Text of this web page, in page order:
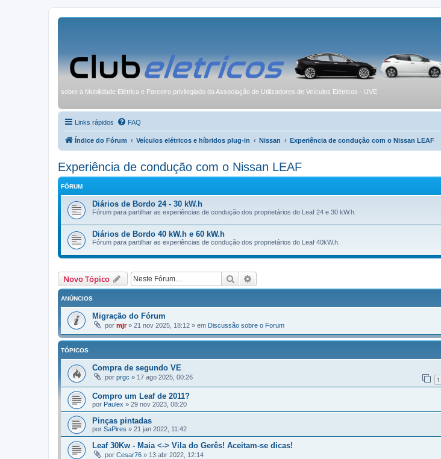
sobre a Mobilidade Elétrica e Parceiro privilegiado da Associação de Utilizadores de Veículos Elétricos - UVE
Links rápidos FAQ
Índice do Fórum Veículos elétricos e híbridos plug-in Nissan Experiência de condução com o Nissan LEAF
Experiência de condução com o Nissan LEAF
FÓRUM
Diários de Bordo 24 - 30 kW.h
Fórum para partilhar as experiências de condução dos proprietários do Leaf 24 e 30 kW.h.
Diários de Bordo 40 kW.h e 60 kW.h
Fórum para partilhar as experiências de condução dos proprietários do Leaf 40kW.h.
Novo Tópico Pesquisar
ANÚNCIOS
Migração do Fórum
por mjr» 21 nov 2025, 18:12 » em Discussão sobre o Forum
TÓPICOS
Compra de segundo VE
por prgc » 17 ago 2025, 00:26 1
Compro um Leaf de 2011?
por Paulex » 29 nov 2023, 08:20
Pinças pintadas
por SaPires » 21 jan 2022, 11:42
Leaf 30Kw - Maia <-> Vila do Gerês! Aceitam-se dicas!
por Cesar76 » 13 abr 2022, 12:14